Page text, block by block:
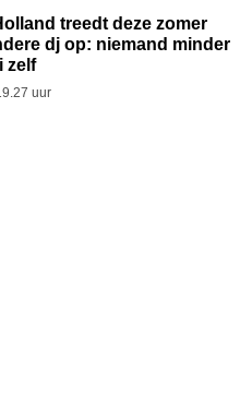
treedt deze zomer
dj op: niemand minder
zelf
uur